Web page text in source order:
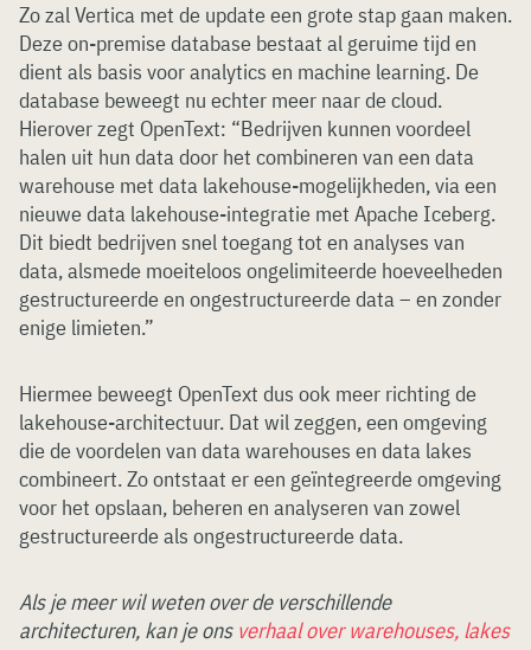
Zo zal Vertica met de update een grote stap gaan maken.
Deze on-premise database bestaat al geruime tijd en
dient als basis voor analytics en machine learning. De
database beweegt nu echter meer naar de cloud.
Hierover zegt OpenText: “Bedrijven kunnen voordeel
halen uit hun data door het combineren van een data
warehouse met data lakehouse-mogelijkheden, via een
nieuwe data lakehouse-integratie met Apache Iceberg.
Dit biedt bedrijven snel toegang tot en analyses van
data, alsmede moeiteloos ongelimiteerde hoeveelheden
gestructureerde en ongestructureerde data – en zonder
enige limieten.”
Hiermee beweegt OpenText dus ook meer richting de
lakehouse-architectuur. Dat wil zeggen, een omgeving
die de voordelen van data warehouses en data lakes
combineert. Zo ontstaat er een geïntegreerde omgeving
voor het opslaan, beheren en analyseren van zowel
gestructureerde als ongestructureerde data.
Als je meer wil weten over de verschillende
architecturen, kan je ons verhaal over warehouses, lakes